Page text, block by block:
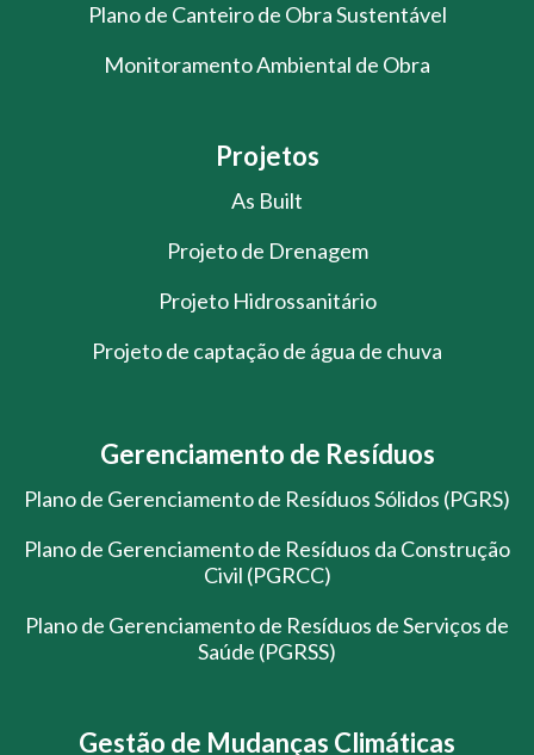
Plano de Canteiro de Obra Sustentável
Monitoramento Ambiental de Obra
Projetos
As Built
Projeto de Drenagem
Projeto Hidrossanitário
Projeto de captação de água de chuva
Gerenciamento de Resíduos
Plano de Gerenciamento de Resíduos Sólidos (PGRS)
Plano de Gerenciamento de Resíduos da Construção
Civil (PGRCC)
Plano de Gerenciamento de Resíduos de Serviços de
Saúde (PGRSS)
Gestão de Mudanças Climáticas